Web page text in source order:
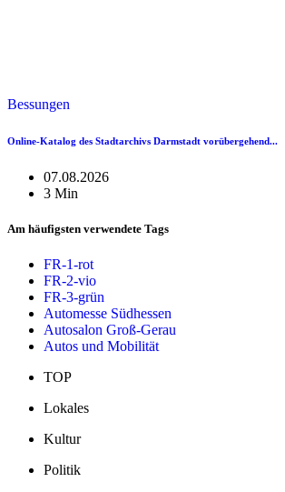
Bessungen
Online-Katalog des Stadtarchivs Darmstadt vorübergehend...
07.08.2026
3 Min
Am häufigsten verwendete Tags
FR-1-rot
FR-2-vio
FR-3-grün
Automesse Südhessen
Autosalon Groß-Gerau
Autos und Mobilität
TOP
Lokales
Kultur
Politik